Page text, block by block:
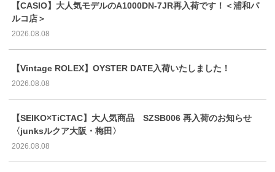
【CASIO】大人気モデルのA1000DN-7JR再入荷です！＜浦和パ
ルコ店＞
2026.08.08
【Vintage ROLEX】OYSTER DATE入荷いたしました！
2026.08.08
【SEIKO×TiCTAC】大人気商品 SZSB006 再入荷のお知らせ
〈junksルクア大阪・梅田〉
2026.08.08